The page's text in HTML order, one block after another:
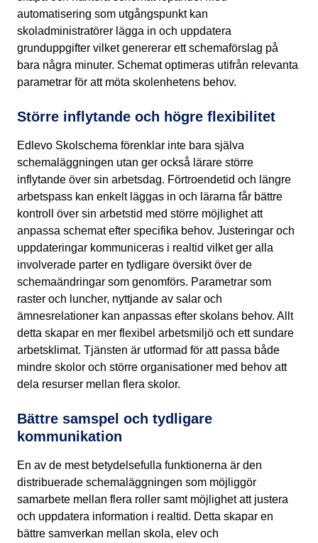
automatisering som utgångspunkt kan
skoladministratörer lägga in och uppdatera
grunduppgifter vilket genererar ett schemaförslag på
bara några minuter. Schemat optimeras utifrån relevanta
parametrar för att möta skolenhetens behov.
Större inflytande och högre flexibilitet
Edlevo Skolschema förenklar inte bara själva
schemaläggningen utan ger också lärare större
inflytande över sin arbetsdag. Förtroendetid och längre
arbetspass kan enkelt läggas in och lärarna får bättre
kontroll över sin arbetstid med större möjlighet att
anpassa schemat efter specifika behov. Justeringar och
uppdateringar kommuniceras i realtid vilket ger alla
involverade parter en tydligare översikt över de
schemaändringar som genomförs. Parametrar som
raster och luncher, nyttjande av salar och
ämnesrelationer kan anpassas efter skolans behov. Allt
detta skapar en mer flexibel arbetsmiljö och ett sundare
arbetsklimat. Tjänsten är utformad för att passa både
mindre skolor och större organisationer med behov att
dela resurser mellan flera skolor.
Bättre samspel och tydligare
kommunikation
En av de mest betydelsefulla funktionerna är den
distribuerade schemaläggningen som möjliggör
samarbete mellan flera roller samt möjlighet att justera
och uppdatera information i realtid. Detta skapar en
bättre samverkan mellan skola, elev och